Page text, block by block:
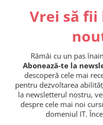
Vrei să fii
Rămâi cu un pas
Abonează-te la
descoperă cele mai
pentru dezvoltarea
la newsletterul nostru,
despre cele mai noi
domeniul IT.